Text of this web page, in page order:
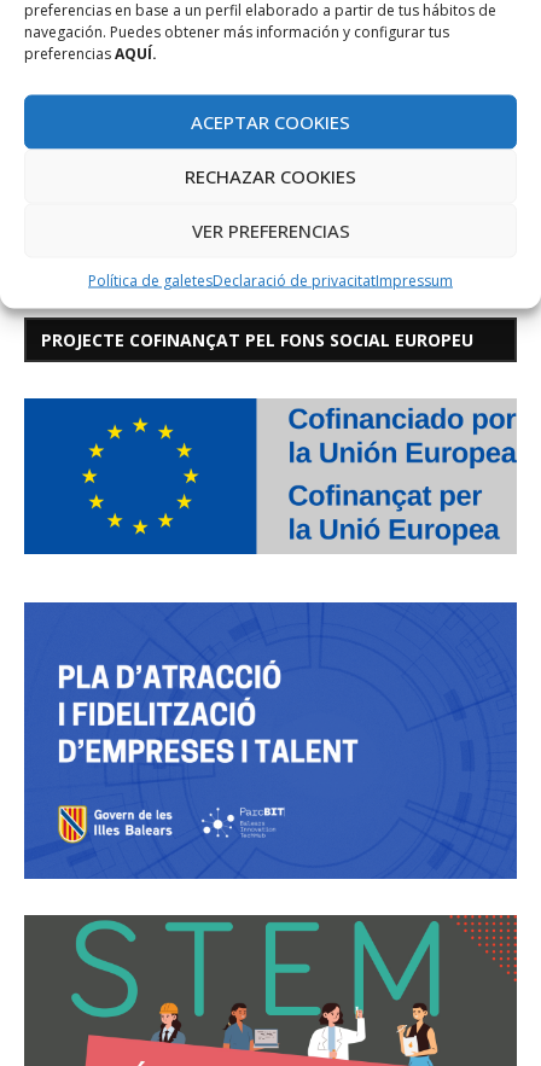
preferencias en base a un perfil elaborado a partir de tus hábitos de
navegación. Puedes obtener más información y configurar tus
preferenciasAQUÍ.
ACEPTAR COOKIES
RECHAZAR COOKIES
VER PREFERENCIAS
Política de galetesDeclaració de privacitatImpressum
PROJECTE COFINANÇAT PEL FONS SOCIAL EUROPEU